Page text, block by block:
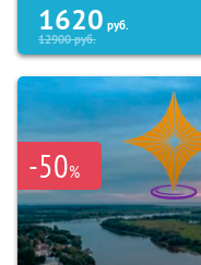
1620 руб.
12900руб.
-50%